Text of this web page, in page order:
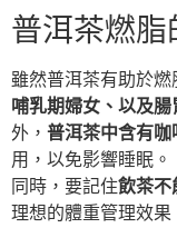
普洱茶燃脂
雖然普洱茶有助於燃
哺乳期婦女、以及
外， 普洱茶中含有咖
用，以免影響睡眠。
同時，要記住飲茶不
理想的體重管理效果